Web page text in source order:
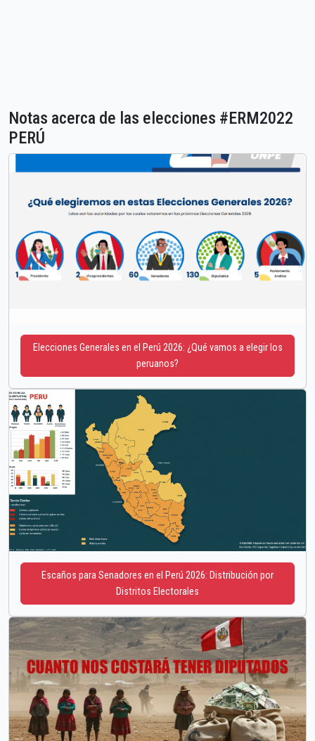
Notas acerca de las elecciones #ERM2022
PERÚ
Elecciones Generales en el Perú 2026: ¿Qué vamos a elegir los
peruanos?
Escaños para Senadores en el Perú 2026: Distribución por
Distritos Electorales